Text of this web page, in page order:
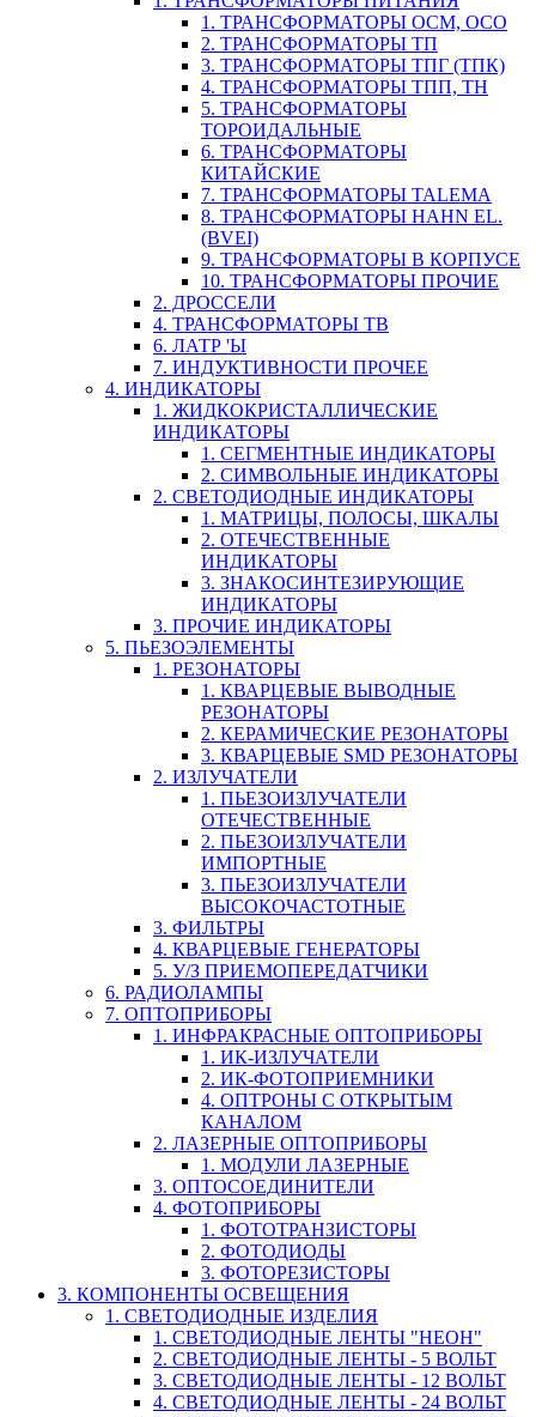
1. ТРАНСФОРМАТОРЫ ОСМ, ОСО
2. ТРАНСФОРМАТОРЫ ТП
3. ТРАНСФОРМАТОРЫ ТПГ (ТПК)
4. ТРАНСФОРМАТОРЫ ТПП, ТН
5. ТРАНСФОРМАТОРЫ
ТОРОИДАЛЬНЫЕ
6. ТРАНСФОРМАТОРЫ
КИТАЙСКИЕ
7. ТРАНСФОРМАТОРЫ TALEMA
8. ТРАНСФОРМАТОРЫ HAHN EL.
(BVEI)
9. ТРАНСФОРМАТОРЫ В КОРПУСЕ
10. ТРАНСФОРМАТОРЫ ПРОЧИЕ
2. ДРОССЕЛИ
4. ТРАНСФОРМАТОРЫ ТВ
6. ЛАТР 'Ы
7. ИНДУКТИВНОСТИ ПРОЧЕЕ
4. ИНДИКАТОРЫ
1. ЖИДКОКРИСТАЛЛИЧЕСКИЕ
ИНДИКАТОРЫ
1. СЕГМЕНТНЫЕ ИНДИКАТОРЫ
2. СИМВОЛЬНЫЕ ИНДИКАТОРЫ
2. СВЕТОДИОДНЫЕ ИНДИКАТОРЫ
1. МАТРИЦЫ, ПОЛОСЫ, ШКАЛЫ
2. ОТЕЧЕСТВЕННЫЕ
ИНДИКАТОРЫ
3. ЗНАКОСИНТЕЗИРУЮЩИЕ
ИНДИКАТОРЫ
3. ПРОЧИЕ ИНДИКАТОРЫ
5. ПЬЕЗОЭЛЕМЕНТЫ
1. РЕЗОНАТОРЫ
1. КВАРЦЕВЫЕ ВЫВОДНЫЕ
РЕЗОНАТОРЫ
2. КЕРАМИЧЕСКИЕ РЕЗОНАТОРЫ
3. КВАРЦЕВЫЕ SMD РЕЗОНАТОРЫ
2. ИЗЛУЧАТЕЛИ
1. ПЬЕЗОИЗЛУЧАТЕЛИ
ОТЕЧЕСТВЕННЫЕ
2. ПЬЕЗОИЗЛУЧАТЕЛИ
ИМПОРТНЫЕ
3. ПЬЕЗОИЗЛУЧАТЕЛИ
ВЫСОКОЧАСТОТНЫЕ
3. ФИЛЬТРЫ
4. КВАРЦЕВЫЕ ГЕНЕРАТОРЫ
5. У/З ПРИЕМОПЕРЕДАТЧИКИ
6. РАДИОЛАМПЫ
7. ОПТОПРИБОРЫ
1. ИНФРАКРАСНЫЕ ОПТОПРИБОРЫ
1. ИК-ИЗЛУЧАТЕЛИ
2. ИК-ФОТОПРИЕМНИКИ
4. ОПТРОНЫ С ОТКРЫТЫМ
КАНАЛОМ
2. ЛАЗЕРНЫЕ ОПТОПРИБОРЫ
1. МОДУЛИ ЛАЗЕРНЫЕ
3. ОПТОСОЕДИНИТЕЛИ
4. ФОТОПРИБОРЫ
1. ФОТОТРАНЗИСТОРЫ
2. ФОТОДИОДЫ
3. ФОТОРЕЗИСТОРЫ
3. КОМПОНЕНТЫ ОСВЕЩЕНИЯ
1. СВЕТОДИОДНЫЕ ИЗДЕЛИЯ
1. СВЕТОДИОДНЫЕ ЛЕНТЫ "НЕОН"
2. СВЕТОДИОДНЫЕ ЛЕНТЫ - 5 ВОЛЬТ
3. СВЕТОДИОДНЫЕ ЛЕНТЫ - 12 ВОЛЬТ
4. СВЕТОДИОДНЫЕ ЛЕНТЫ - 24 ВОЛЬТ